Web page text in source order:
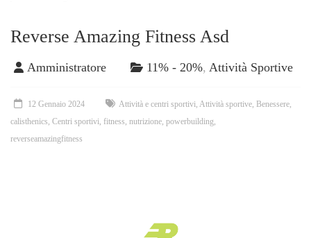
Reverse Amazing Fitness Asd
Amministratore 11% - 20%, Attività Sportive
12 Gennaio 2024 Attività e centri sportivi, Attività sportive, Benessere,
calisthenics, Centri sportivi, fitness, nutrizione, powerbuilding,
reverseamazingfitness